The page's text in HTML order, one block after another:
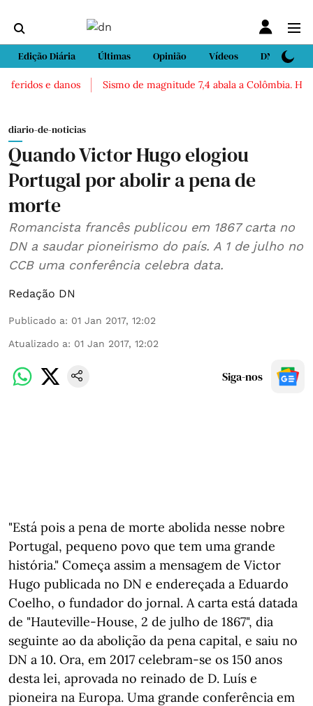
Edição Diária Últimas Opinião Vídeos DN Sport
e danos Sismo de magnitude 7,4 abala a Colômbia. Há
diario-de-noticias
Quando Victor Hugo elogiou
Portugal por abolir a pena de
morte
Romancista francês publicou em 1867 carta no
DN a saudar pioneirismo do país. A 1 de julho no
CCB uma conferência celebra data.
Redação DN
Publicado a: 01 Jan 2017, 12:02
Atualizado a: 01 Jan 2017, 12:02
Siga-nos
"Está pois a pena de morte abolida nesse nobre
Portugal, pequeno povo que tem uma grande
história." Começa assim a mensagem de Victor
Hugo publicada no DN e endereçada a Eduardo
Coelho, o fundador do jornal. A carta está datada
de "Hauteville-House, 2 de julho de 1867", dia
seguinte ao da abolição da pena capital, e saiu no
DN a 10. Ora, em 2017 celebram-se os 150 anos
desta lei, aprovada no reinado de D. Luís e
pioneira na Europa. Uma grande conferência em